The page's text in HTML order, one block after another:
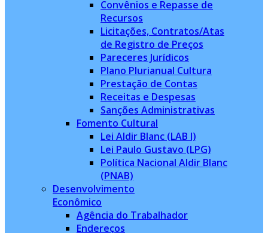
Convênios e Repasse de
Recursos
Licitações, Contratos/Atas
de Registro de Preços
Pareceres Jurídicos
Plano Plurianual Cultura
Prestação de Contas
Receitas e Despesas
Sanções Administrativas
Fomento Cultural
Lei Aldir Blanc (LAB I)
Lei Paulo Gustavo (LPG)
Política Nacional Aldir Blanc
(PNAB)
Desenvolvimento
Econômico
Agência do Trabalhador
Endereços